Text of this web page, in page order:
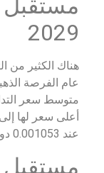
2029
عند 0.001053 دولارًا أمريكيًا.